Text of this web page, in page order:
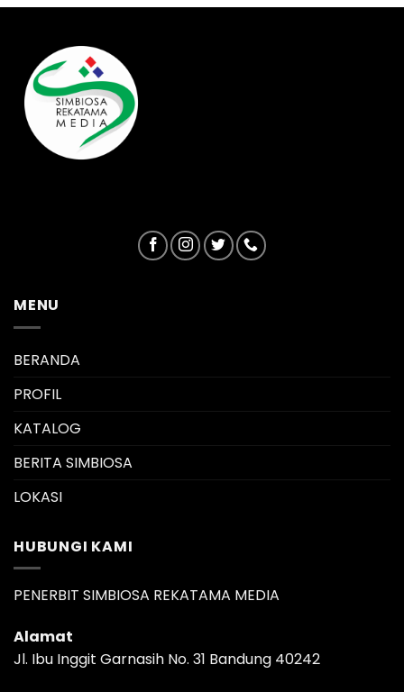
MENU
BERANDA
PROFIL
KATALOG
BERITA SIMBIOSA
LOKASI
HUBUNGI KAMI
PENERBIT SIMBIOSA REKATAMA MEDIA
Alamat
Jl. Ibu Inggit Garnasih No. 31 Bandung 40242